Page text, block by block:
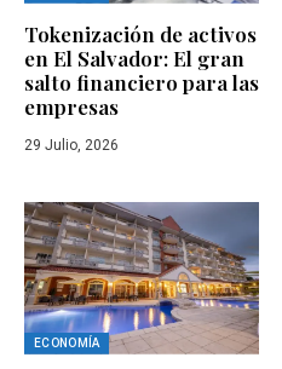
Tokenización de activos
en El Salvador: El gran
salto financiero para las
empresas
29 Julio, 2026
ECONOMÍA